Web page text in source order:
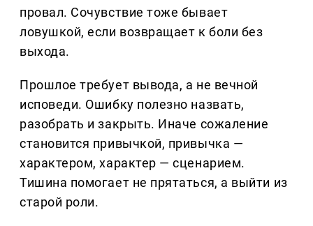
провал. Сочувствие тоже бывает
ловушкой, если возвращает к боли без
выхода.
Прошлое требует вывода, а не вечной
исповеди. Ошибку полезно назвать,
разобрать и закрыть. Иначе сожаление
становится привычкой, привычка —
характером, характер — сценарием.
Тишина помогает не прятаться, а выйти из
старой роли.